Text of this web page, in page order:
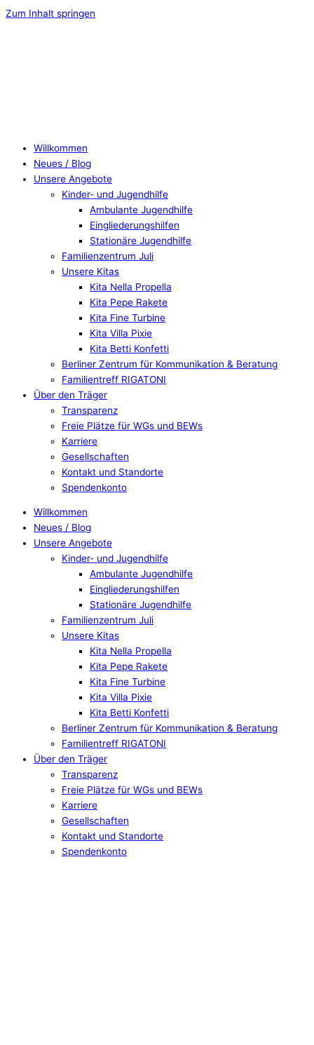
Zum Inhalt springen
Willkommen
Neues / Blog
Unsere Angebote
Kinder- und Jugendhilfe
Ambulante Jugendhilfe
Eingliederungshilfen
Stationäre Jugendhilfe
Familienzentrum Juli
Unsere Kitas
Kita Nella Propella
Kita Pepe Rakete
Kita Fine Turbine
Kita Villa Pixie
Kita Betti Konfetti
Berliner Zentrum für Kommunikation & Beratung
Familientreff RIGATONI
Über den Träger
Transparenz
Freie Plätze für WGs und BEWs
Karriere
Gesellschaften
Kontakt und Standorte
Spendenkonto
Willkommen
Neues / Blog
Unsere Angebote
Kinder- und Jugendhilfe
Ambulante Jugendhilfe
Eingliederungshilfen
Stationäre Jugendhilfe
Familienzentrum Juli
Unsere Kitas
Kita Nella Propella
Kita Pepe Rakete
Kita Fine Turbine
Kita Villa Pixie
Kita Betti Konfetti
Berliner Zentrum für Kommunikation & Beratung
Familientreff RIGATONI
Über den Träger
Transparenz
Freie Plätze für WGs und BEWs
Karriere
Gesellschaften
Kontakt und Standorte
Spendenkonto